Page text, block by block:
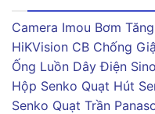
Camera Imou Bơm
HiKVision CB Chống
Ống Luồn Dây Điện Sino
Hộp Senko Quạt Hút
Senko Quạt Trần